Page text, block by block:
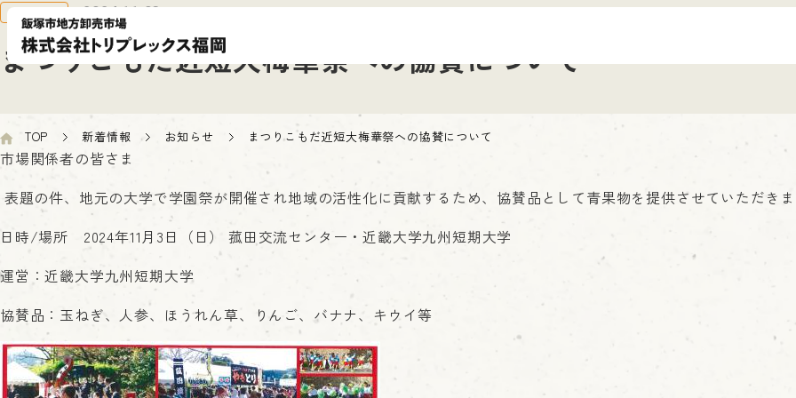
まつりこもだ近短大梅華祭への協賛について
お知らせ 2024.11.03
TOP 新着情報 お知らせ まつりこもだ近短大梅華祭への協賛について
市場関係者の皆さま
表題の件、地元の大学で学園祭が開催され地域の活性化に貢献するため、協賛品として青果物を提供させていただき
日時/場所 2024年11月3日（日） 菰田交流センター・近畿大学九州短期大学
運営：近畿大学九州短期大学
協賛品：玉ねぎ、人参、ほうれん草、りんご、バナナ、キウイ等